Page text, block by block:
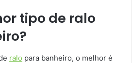
tipo de ralo
ralo para banheiro, o melhor é